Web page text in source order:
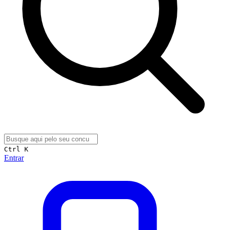
Ctrl K
Entrar